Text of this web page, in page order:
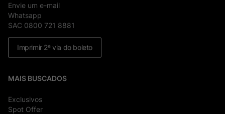
Envie um e-mail
Whatsapp
SAC 0800 721 8881
Imprimir 2ª via do boleto
MAIS BUSCADOS
Exclusivos
Spot Offer